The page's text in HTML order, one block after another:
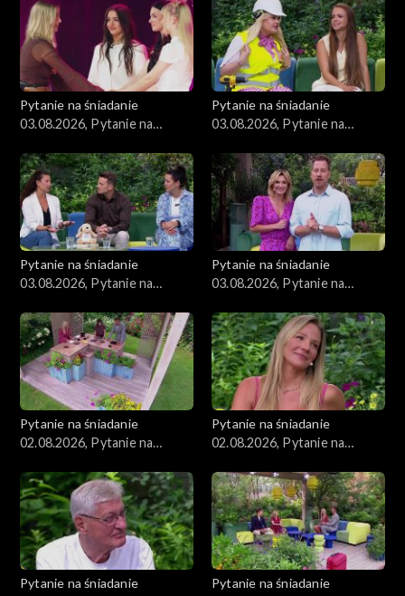
Pytanie na śniadanie
03.08.2026, Pytanie na
Pytanie na śniadanie
03.08.2026, Pytanie na
Pytanie na śniadanie
03.08.2026, Pytanie na
Pytanie na śniadanie
03.08.2026, Pytanie na
Pytanie na śniadanie
02.08.2026, Pytanie na
Pytanie na śniadanie
02.08.2026, Pytanie na
Pytanie na śniadanie
Pytanie na śniadanie